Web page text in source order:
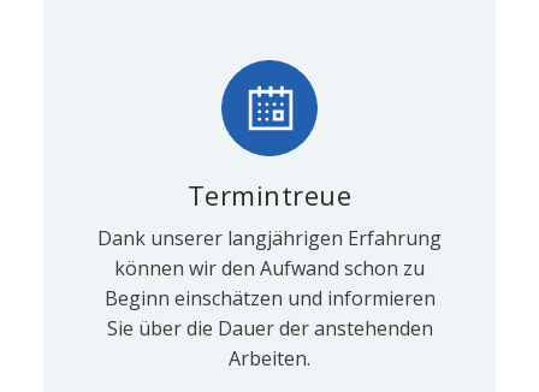
Termintreue
Dank unserer langjährigen Erfahrung
können wir den Aufwand schon zu
Beginn einschätzen und informieren
Sie über die Dauer der anstehenden
Arbeiten.